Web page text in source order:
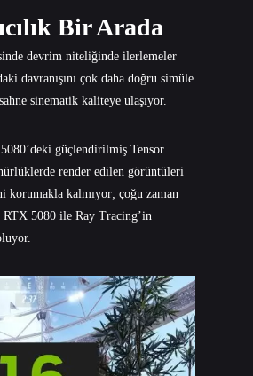
Bir Arada
devrim niteliğinde ilerlemeler
davranışını çok daha doğru simüle
sinematik kaliteye ulaşıyor.
güçlendirilmiş Tensor
render edilen görüntüleri
korumakla kalmıyor; çoğu zaman
RTX 5080 ile Ray Tracing’in